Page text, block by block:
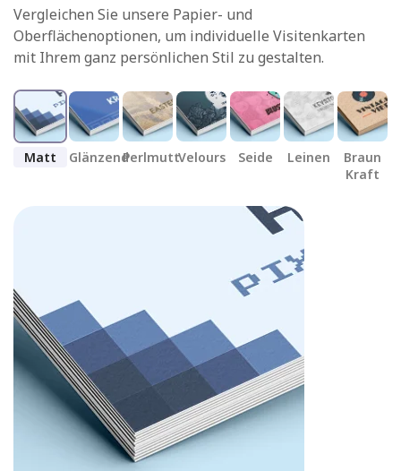
Vergleichen Sie unsere Papier- und
Oberflächenoptionen, um individuelle Visitenkarten
mit Ihrem ganz persönlichen Stil zu gestalten.
Matt GlänzendPerlmuttVelours Seide Leinen
Braun
Kraft